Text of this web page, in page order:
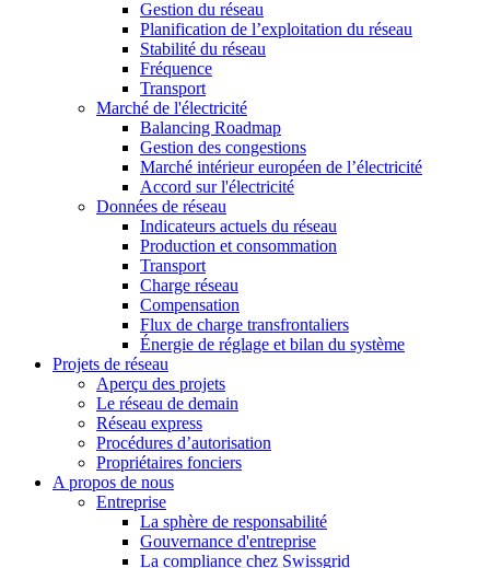
Gestion du réseau
Planification de l’exploitation du réseau
Stabilité du réseau
Fréquence
Transport
Marché de l'électricité
Balancing Roadmap
Gestion des congestions
Marché intérieur européen de l’électricité
Accord sur l'électricité
Données de réseau
Indicateurs actuels du réseau
Production et consommation
Transport
Charge réseau
Compensation
Flux de charge transfrontaliers
Énergie de réglage et bilan du système
Projets de réseau
Aperçu des projets
Le réseau de demain
Réseau express
Procédures d’autorisation
Propriétaires fonciers
A propos de nous
Entreprise
La sphère de responsabilité
Gouvernance d'entreprise
La compliance chez Swissgrid